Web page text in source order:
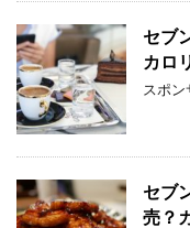
セブ
カロ
スポ
セブ
売？